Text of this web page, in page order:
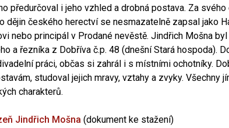
předurčoval i jeho vzhled a drobná postava. Za
dějin českého herectví se nesmazatelně zapsal jako
nebo principál v Prodané nevěstě. Jindřich Mošna
a řezníka z Dobříva č.p. 48 (dnešní Stará hospoda).
práci, občas si zahrál i s místními ochotníky.
studoval jejich mravy, vztahy a zvyky. Všechny
charakterů.
Jindřich Mošna (dokument ke stažení)